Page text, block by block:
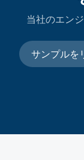
当社のエン
サンプルを